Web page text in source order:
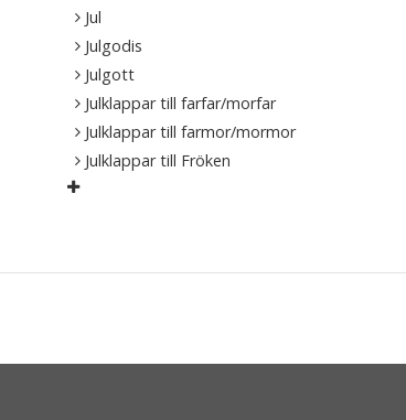
Jul
Julgodis
Julgott
Julklappar till farfar/morfar
Julklappar till farmor/mormor
Julklappar till Fröken